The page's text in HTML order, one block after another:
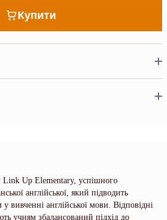
Купити
Link Up Elementary, успішного
англійської, який підводить
у вивченні англійської мови. Відповідні
учням збалансований підхід до